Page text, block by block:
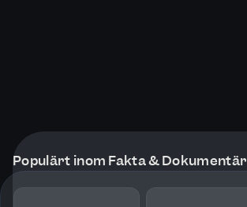
Populärt inom Fakta & Dokumentär